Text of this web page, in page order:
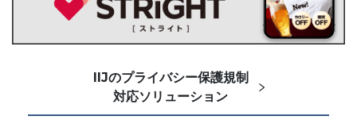
IIJのプライバシー保護規制
対応ソリューション